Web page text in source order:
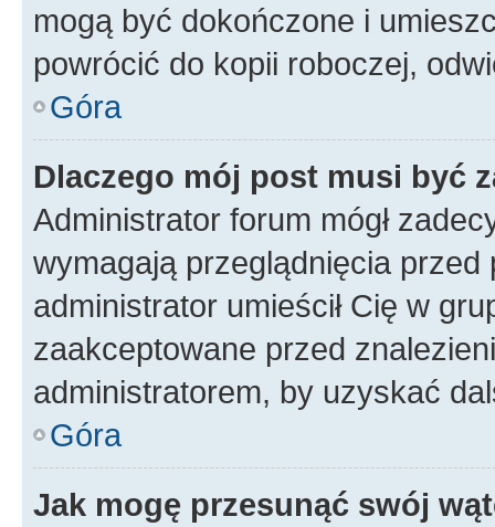
mogą być dokończone i
powrócić do kopii roboczej,
Góra
Dlaczego mój post musi być
Administrator forum mógł
wymagają przeglądnięcia
administrator umieścił Cię w
zaakceptowane przed
administratorem, by uzyskać
Góra
Jak mogę przesunąć swój